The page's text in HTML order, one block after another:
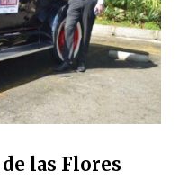
las Flores